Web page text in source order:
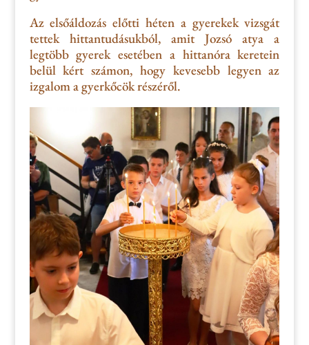
Az elsőáldozás előtti héten a gyerekek vizsgát
tettek hittantudásukból, amit Jozsó atya a
legtöbb gyerek esetében a hittanóra keretein
belül kért számon, hogy kevesebb legyen az
izgalom a gyerkőcök részéről.